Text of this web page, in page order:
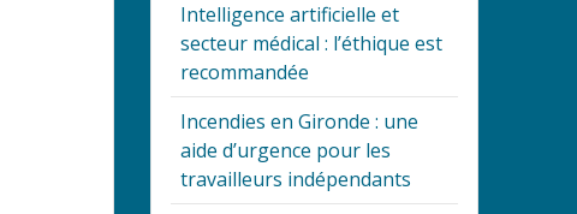
Intelligence artificielle et
secteur médical : l’éthique est
recommandée
Incendies en Gironde : une
aide d’urgence pour les
travailleurs indépendants